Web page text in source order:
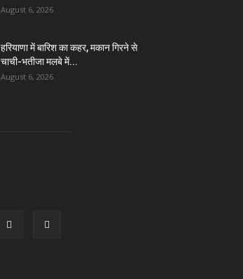
August 6, 2026
हरियाणा में बारिश का कहर, मकान गिरने से
चाची-भतीजा मलबे में...
August 6, 2026